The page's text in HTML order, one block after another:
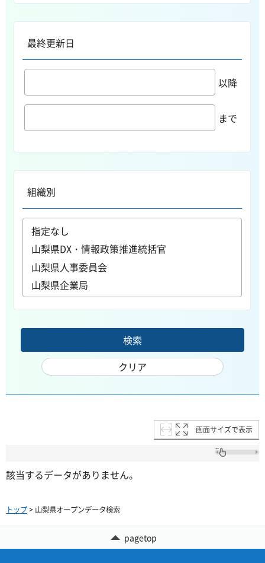
最終更新日
以降
まで
組織別
画面サイズで表示
該当するデータがありません。
トップ> 山梨県オープンデータ検索
pagetop